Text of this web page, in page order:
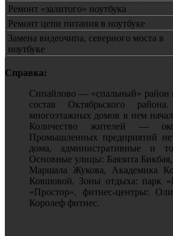
Ремонт «залитого» ноутбука
Ремонт цепи питания в ноутбуке
Замена видеочипа, северного моста в
ноутбуке
Справка:
Сипайлово — «спальный» район
состав Октябрьского района.
многоэтажных домов в нем
Количество жителей —
Промышленных предприятий
дома, административные и
Основные улицы: Баязита
Маршала Жукова, Академика
Ковшовой. Зоны отдыха: парк
«Простор», фитнес-центры:
Королеф фитнес.